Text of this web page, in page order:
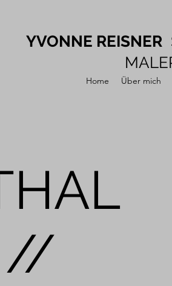
YVONNE REISNER
Home Über mich
//